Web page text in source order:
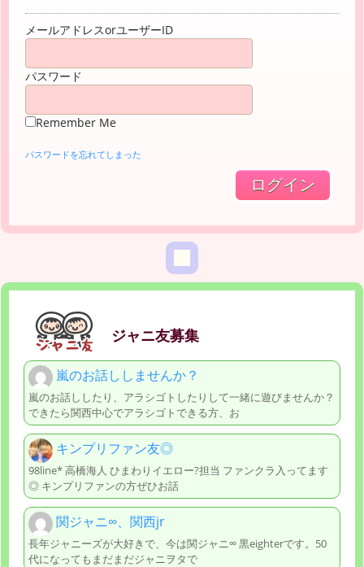
メールアドレスorユーザーID
パスワード
Remember Me
パスワードを忘れてしまった
ジャニ友募集
嵐のお話ししませんか？
嵐のお話ししたり、アラシゴトしたりして一緒に遊びませんか？
できたら関西中心でアラシゴトできる方、お
キンプリファン友◎
98line* 高橋海人 ひまわりイエロー?担当 ファンクラ入ってます
◎ キンプリファンの方ぜひお話
関ジャニ∞、関西jr
長年ジャニーズが大好きで、今は関ジャニ∞ 黒eighterです。50
代になってもまだまだジャニヲタで